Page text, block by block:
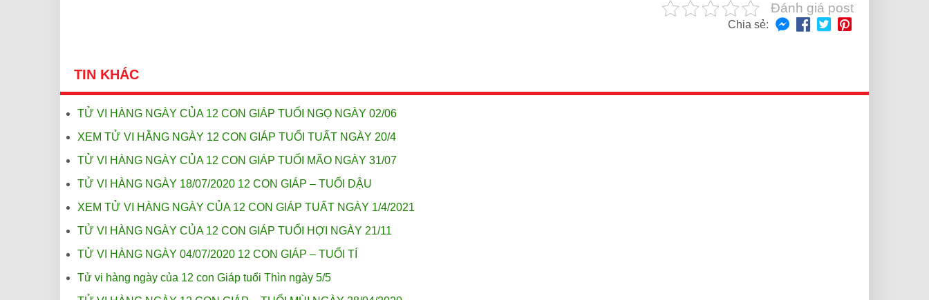
Đánh giá post
Chia sẻ:
TIN KHÁC
TỬ VI HÀNG NGÀY CỦA 12 CON GIÁP TUỔI NGỌ NGÀY 02/06
XEM TỬ VI HẰNG NGÀY 12 CON GIÁP TUỔI TUẤT NGÀY 20/4
TỬ VI HÀNG NGÀY CỦA 12 CON GIÁP TUỔI MÃO NGÀY 31/07
TỬ VI HÀNG NGÀY 18/07/2020 12 CON GIÁP – TUỔI DẬU
XEM TỬ VI HÀNG NGÀY CỦA 12 CON GIÁP TUẤT NGÀY 1/4/2021
TỬ VI HÀNG NGÀY CỦA 12 CON GIÁP TUỔI HỢI NGÀY 21/11
TỬ VI HÀNG NGÀY 04/07/2020 12 CON GIÁP – TUỔI TÍ
Tử vi hàng ngày của 12 con Giáp tuổi Thìn ngày 5/5